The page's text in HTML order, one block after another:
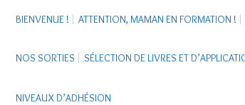
BIENVENUE ! ATTENTION, MAMAN EN FORMATION !
NOS SORTIES SÉLECTION DE LIVRES ET
NIVEAUX D’ADHÉSION